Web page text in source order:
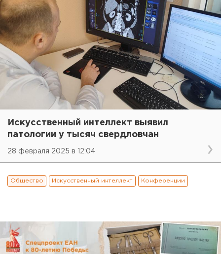
Искусственный интеллект выявил
патологии у тысяч свердловчан
28 февраля 2025 в 12:04
Общество Искусственный интеллект Конференции